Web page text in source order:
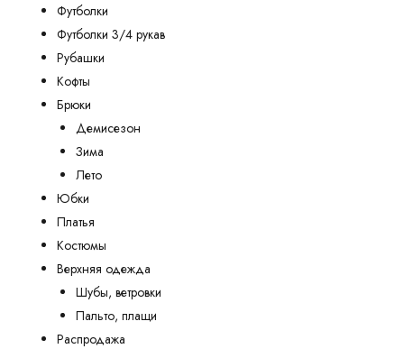
Футболки
Футболки 3/4 рукав
Рубашки
Кофты
Брюки
Демисезон
Зима
Лето
Юбки
Платья
Костюмы
Верхняя одежда
Шубы, ветровки
Пальто, плащи
Распродажа